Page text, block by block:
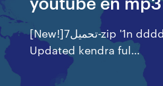
[New!]تحميل7-zip '1n ddddd Full &_
Updated kendra ful…